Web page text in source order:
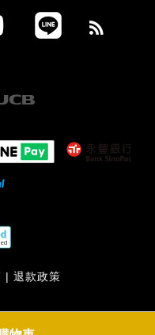
YouTube
退款政策